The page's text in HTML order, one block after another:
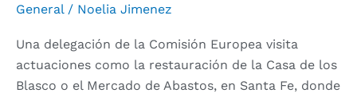
General/ Noelia Jimenez
Una delegación de la Comisión Europea visita
actuaciones como la restauración de la Casa de los
Blasco o el Mercado de Abastos, en Santa Fe, donde